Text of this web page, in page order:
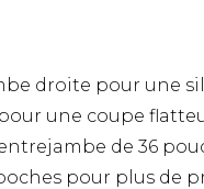
droite pour une
une coupe
de 36
pour plus de